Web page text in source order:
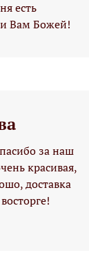
есть
Вам Божей!
за наш
красивая,
доставка